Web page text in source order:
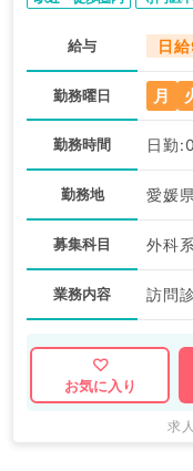
給与 日
勤務曜日 月
勤務時間 日勤
勤務地 愛媛
募集科目 外科
業務内容 訪問
お気に入り
求